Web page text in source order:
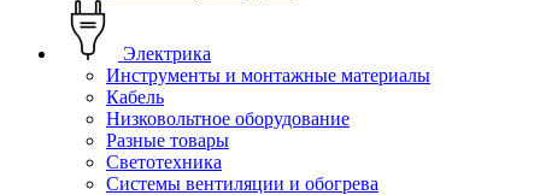
Электрика
Инструменты и монтажные материалы
Кабель
Низковольтное оборудование
Разные товары
Светотехника
Системы вентиляции и обогрева